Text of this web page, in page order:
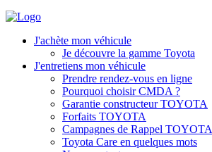
J'achète mon véhicule
Je découvre la gamme Toyota
J'entretiens mon véhicule
Prendre rendez-vous en ligne
Pourquoi choisir CMDA ?
Garantie constructeur TOYOTA
Forfaits TOYOTA
Campagnes de Rappel TOYOTA
Toyota Care en quelques mots